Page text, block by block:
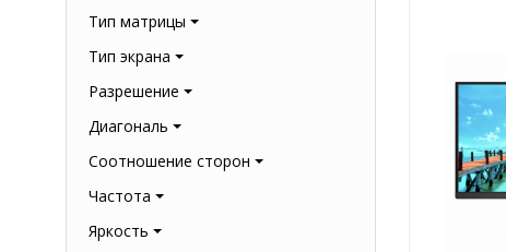
Тип матрицы
Тип экрана
Разрешение
Диагональ
Соотношение сторон
Частота
Яркость